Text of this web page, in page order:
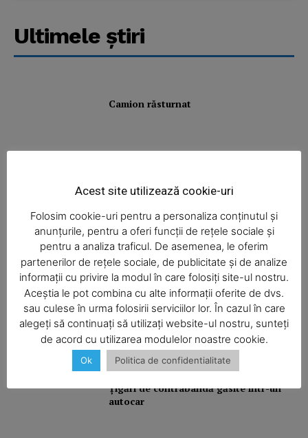
Ultimele ştiri
Camion răsturnat
Incendiu violent la Bălţăteşti
Beată la volan, a încercat să mituiască
un poliţist
Ţigări de contrabandă găsite într-un
autocar
Acest site utilizează cookie-uri
Folosim cookie-uri pentru a personaliza conținutul și
anunțurile, pentru a oferi funcții de rețele sociale și
pentru a analiza traficul. De asemenea, le oferim
partenerilor de rețele sociale, de publicitate și de analize
informații cu privire la modul în care folosiți site-ul nostru.
Aceștia le pot combina cu alte informații oferite de dvs.
sau culese în urma folosirii serviciilor lor. În cazul în care
alegeți să continuați să utilizați website-ul nostru, sunteți
de acord cu utilizarea modulelor noastre cookie.
Ok Politica de confidentialitate